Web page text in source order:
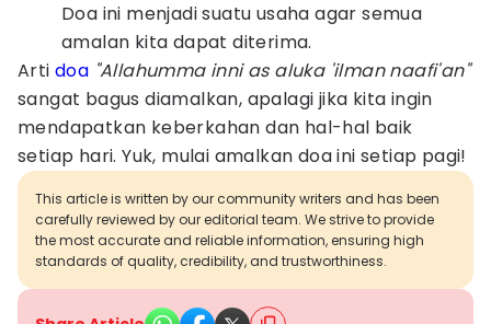
Doa ini menjadi suatu usaha agar semua
amalan kita dapat diterima.
Arti doa "Allahumma inni as aluka 'ilman naafi'an"
sangat bagus diamalkan, apalagi jika kita ingin
mendapatkan keberkahan dan hal-hal baik
setiap hari. Yuk, mulai amalkan doa ini setiap pagi!
This article is written by our community writers and has been
carefully reviewed by our editorial team. We strive to provide
the most accurate and reliable information, ensuring high
standards of quality, credibility, and trustworthiness.